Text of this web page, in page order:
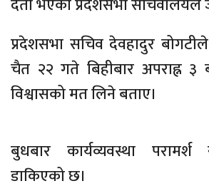
दर्ता भएको प्रदेशसभा सचिवालयले
प्रदेशसभा सचिव देवहादुर
चैत २२ गते बिहीबार अपराह्न
विश्वासको मत लिने बताए।
बुधबार कार्यव्यवस्था
डाकिएको छ।